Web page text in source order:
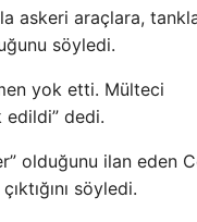
askeri araçlara,
söyledi.
yok etti. Mülteci
edildi” dedi.
olduğunu ilan eden
söyledi.